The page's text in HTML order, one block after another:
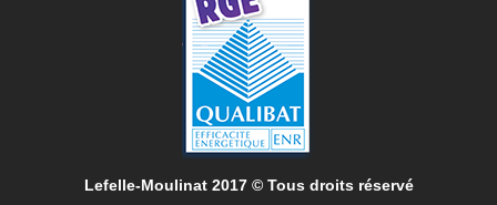
Lefelle-Moulinat 2017 © Tous droits réservé